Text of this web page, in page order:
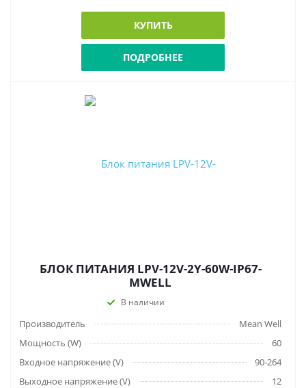
КУПИТЬ
ПОДРОБНЕЕ
БЛОК ПИТАНИЯ LPV-12V-2Y-60W-IP67-
MWELL
В наличии
Производитель
Mean Well
Мощность (W)
60
Входное напряжение (V)
90-264
Выходное напряжение (V)
12